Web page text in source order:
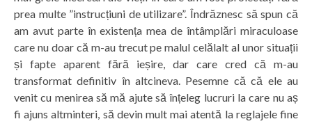
prea multe ”instrucțiuni de utilizare”. Îndrăznesc să spun că
am avut parte în existența mea de întâmplări miraculoase
care nu doar că m-au trecut pe malul celălalt al unor situații
și fapte aparent fără ieșire, dar care cred că m-au
transformat definitiv în altcineva. Pesemne că că ele au
venit cu menirea să mă ajute să înțeleg lucruri la care nu aș
fi ajuns altminteri, să devin mult mai atentă la reglajele fine